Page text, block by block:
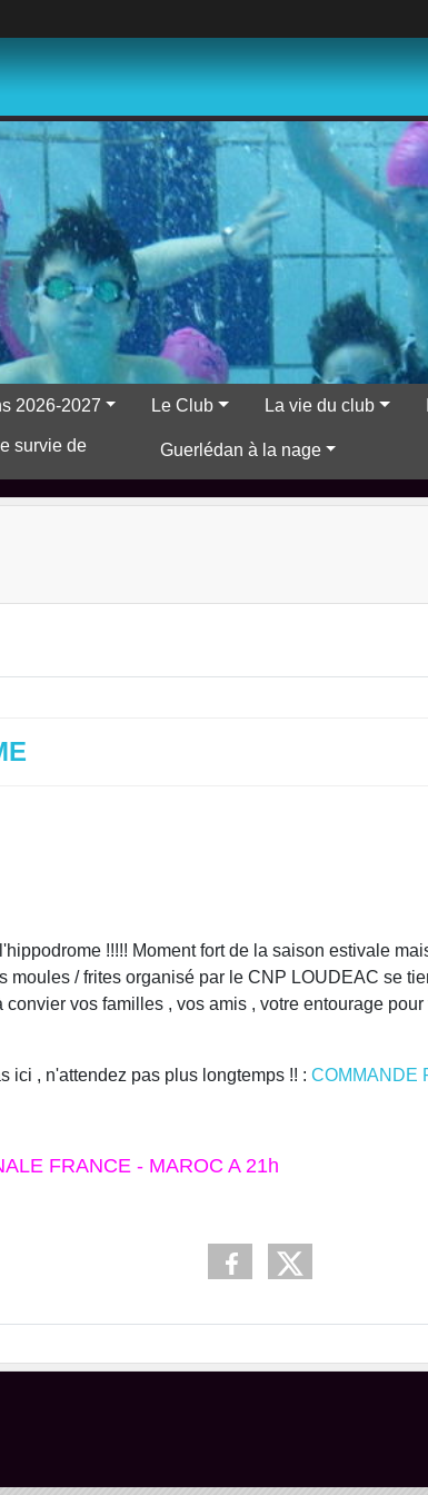
2026-2027 Le Club La vie du club
survie de
Guerlédan à la nage
!!!!! Moment fort de la saison estivale mais
moules / frites organisé par le CNP LOUDEAC se
vos familles , vos amis , votre entourage
ici , n'attendez pas plus longtemps !! : COMMANDE
FRANCE - MAROC A 21h